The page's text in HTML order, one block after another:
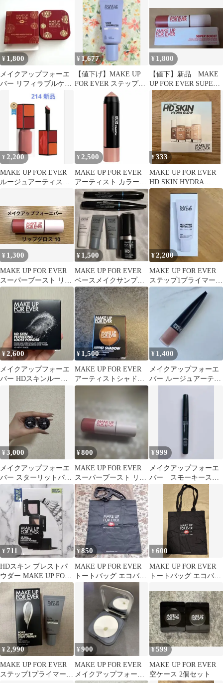
¥ 1,800
メイクアップフォーエ
バー リフィラブルケー
ス L<限定デザイン>
¥ 1,677
【値下げ】MAKE UP
FOR EVER ステップ1
プライマーポアミニマ
¥ 1,800
【値下】新品 MAKE
UP FOR EVER SUPER
BOOST 10
¥ 2,200
MAKE UP FOR EVER
ルージュアーティスト
¥ 2,500
MAKE UP FOR EVER
アーティスト カラーク
レヨン 104
¥333
MAKE UP FOR EVER
HD SKIN HYDRA
GLOW 1N00
¥ 1,300
MAKE UP FOR EVER
スーパーブースト リッ
プグロス 10
¥ 1,500
MAKE UP FOR EVER
ベースメイクサンプル
セット/ファンデーショ
ン他
¥2,200
MAKE UP FOR EVER
ステップ1プライマー
イエロネス
¥2,600
メイクアップフォーエ
バー HDスキンルース
パウダー 0.1 ミニ トラ
ベルサイズ
¥ 1,500
MAKE UP FOR EVER
アーティストシャドウ
650
¥ 1,400
メイクアップフォーエ
バー ルージュアーティ
¥3,000
メイクアップフォーエ
バー スターリットパウ
ダー スターリットダイ
アモンドパウダー
¥800
MAKE UP FOR EVER
スーパーブースト リッ
プグロス 10
¥999
メイクアップフォーエ
バー スモーキースト
レッチ マスカラ
¥ 711
HDスキン プレストパ
ウダー MAKE UP FOR
EVER ラベンダー
¥850
MAKE UP FOR EVER
トートバッグ エコバッ
グ ノベルティ
¥600
MAKE UP FOR EVER
トートバッグ エコバッ
¥2,990
MAKE UP FOR EVER
ステップ1プライマー
¥900
MAKE UP FOR EVER
メイクアップフォーエ
¥599
MAKE UP FOR EVER
空ケース 2個セット